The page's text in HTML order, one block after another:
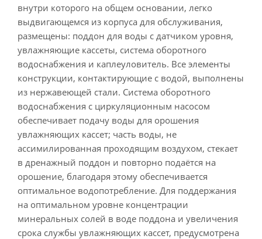
внутри которого на общем основании, легко
выдвигающемся из корпуса для обслуживания,
размещены: поддон для воды с датчиком уровня,
увлажняющие кассеты, система оборотного
водоснабжения и каплеуловитель. Все элементы
конструкции, контактирующие с водой, выполнены
из нержавеющей стали. Система оборотного
водоснабжения с циркуляционным насосом
обеспечивает подачу воды для орошения
увлажняющих кассет; часть воды, не
ассимилированная проходящим воздухом, стекает
в дренажный поддон и повторно подаётся на
орошение, благодаря этому обеспечивается
оптимальное водопотребление. Для поддержания
на оптимальном уровне концентрации
минеральных солей в воде поддона и увеличения
срока службы увлажняющих кассет, предусмотрена